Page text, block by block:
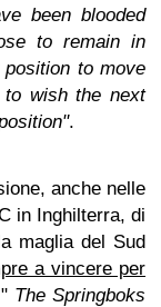
been blooded
to remain in
to move
wish the next
.
anche nelle
in Inghilterra, di
maglia del Sud
a vincere per
The Springboks